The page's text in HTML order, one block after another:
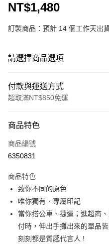
NT$1,480
訂製商品：預計 14 個工作天出
請選擇商品選項
付款與運送方式
超取滿NT$850免運
信用卡一次付款
超商取貨付款
運送方式
全家取貨付款
每筆NT$60，滿NT$850(含以上)
7-11取貨付款
商品特色
商品編號
6350831
商品特色
致你不同的原色
唯你獨有．專屬印記
當你搭公車、捷運；進超商
付時，伸出手攤出來的單品
刻刻都是質感代言人 !